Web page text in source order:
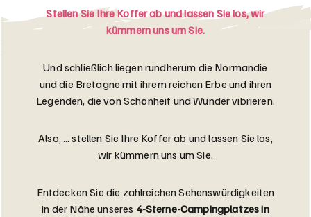
Stellen Sie Ihre Koffer ab und lassen Sie los, wir
kümmern uns um Sie.
Und schließlich liegen rundherum die Normandie
und die Bretagne mit ihrem reichen Erbe und ihren
Legenden, die von Schönheit und Wunder vibrieren.
Also, … stellen Sie Ihre Koffer ab und lassen Sie los,
wir kümmern uns um Sie.
Entdecken Sie die zahlreichen Sehenswürdigkeiten
in der Nähe unseres 4-Sterne-Campingplatzes in